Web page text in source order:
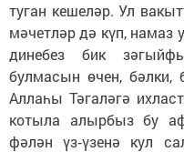
туган кешеләр. Ул
мәчетләр дә күп, намаз
динебез бик
булмасын өчен, бәлки,
Аллаһы Тәгаләгә
котыла алырбыз бу
фәлән үз‑үзенә кул